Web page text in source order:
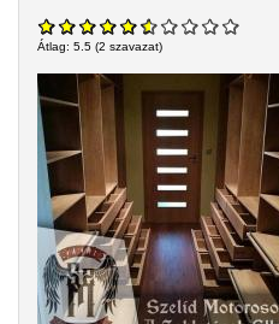
Átlag: 5.5 (2 szavazat)